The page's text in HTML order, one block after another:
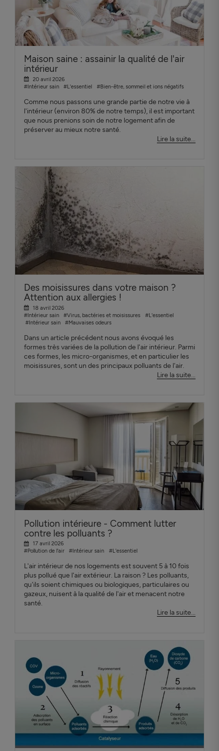
Maison saine : assainir la qualité de l'air
intérieur
20 avril 2026
#Intérieur sain
#L'essentiel #Bien-être, sommeil et ions négatifs
Comme nous passons une grande partie de notre vie à
l'intérieur (environ 80% de notre temps), il est important
que nous prenions soin de notre logement afin de
préserver au mieux notre santé.
Lire la suite...
Des moisissures dans votre maison ?
Attention aux allergies !
18 avril 2026
#Intérieur sain
#Virus, bactéries et moisissures
#L'essentiel
#Intérieur sain
#Mauvaises odeurs
Dans un article précédent nous avons évoqué les
formes très variées de la pollution de l'air intérieur. Parmi
ces formes, les micro-organismes, et en particulier les
moisissures, sont un des principaux polluants de l'air.
Lire la suite...
Pollution intérieure - Comment lutter
contre les polluants ?
17 avril 2026
#Pollution de l'air
#Intérieur sain #L'essentiel
L'air intérieur de nos logements est souvent 5 à 10 fois
plus pollué que l'air extérieur. La raison ? Les polluants,
qu'ils soient chimiques ou biologiques, particulaires ou
gazeux, nuisent à la qualité de l'air et menacent notre
santé.
Lire la suite...